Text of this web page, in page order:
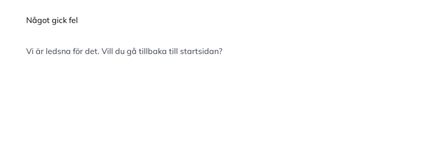
Något gick fel
Vi är ledsna för det. Vill du gå tillbaka till startsidan?